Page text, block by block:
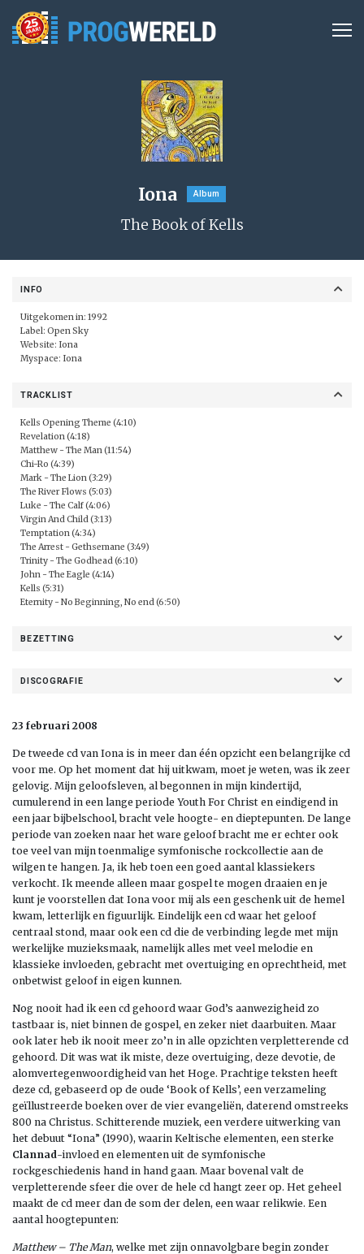
Iona Album
The Book of Kells
INFO
Uitgekomen in: 1992
Label: Open Sky
Website: Iona
Myspace: Iona
TRACKLIST
Kells Opening Theme (4:10)
Revelation (4:18)
Matthew - The Man (11:54)
Chi-Ro (4:39)
Mark - The Lion (3:29)
The River Flows (5:03)
Luke - The Calf (4:06)
Virgin And Child (3:13)
Temptation (4:34)
The Arrest - Gethsemane (3:49)
Trinity - The Godhead (6:10)
John - The Eagle (4:14)
Kells (5:31)
Eternity - No Beginning, No end (6:50)
BEZETTING
DISCOGRAFIE
23 februari 2008
De tweede cd van Iona is in meer dan één opzicht een belangrijke cd
voor me. Op het moment dat hij uitkwam, moet je weten, was ik zeer
gelovig. Mijn geloofsleven, al begonnen in mijn kindertijd,
cumulerend in een lange periode Youth For Christ en eindigend in
een jaar bijbelschool, bracht vele hoogte- en dieptepunten. De lange
periode van zoeken naar het ware geloof bracht me er echter ook
toe veel van mijn toenmalige symfonische rockcollectie aan de
wilgen te hangen. Ja, ik heb toen een goed aantal klassiekers
verkocht. Ik meende alleen maar gospel te mogen draaien en je
kunt je voorstellen dat Iona voor mij als een geschenk uit de hemel
kwam, letterlijk en figuurlijk. Eindelijk een cd waar het geloof
centraal stond, maar ook een cd die de verbinding legde met mijn
werkelijke muzieksmaak, namelijk alles met veel melodie en
klassieke invloeden, gebracht met overtuiging en oprechtheid, met
onbetwist geloof in eigen kunnen.
Nog nooit had ik een cd gehoord waar God’s aanwezigheid zo
tastbaar is, niet binnen de gospel, en zeker niet daarbuiten. Maar
ook later heb ik nooit meer zo’n in alle opzichten verpletterende cd
gehoord. Dit was wat ik miste, deze overtuiging, deze devotie, de
alomvertegenwoordigheid van het Hoge. Prachtige teksten heeft
deze cd, gebaseerd op de oude ‘Book of Kells’, een verzameling
geïllustreerde boeken over de vier evangeliën, daterend omstreeks
800 na Christus. Schitterende muziek, een verdere uitwerking van
het debuut “Iona” (1990), waarin Keltische elementen, een sterke
Clannad -invloed en elementen uit de symfonische
rockgeschiedenis hand in hand gaan. Maar bovenal valt de
verpletterende sfeer die over de hele cd hangt zeer op. Het geheel
maakt de cd meer dan de som der delen, een waar relikwie. Een
aantal hoogtepunten:
Matthew – The Man, welke met zijn onnavolgbare begin zonder